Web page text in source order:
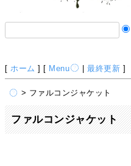
[ ホーム ] [ Menu |最終更新 ]
> ファルコンジャケット
ファルコンジャケット